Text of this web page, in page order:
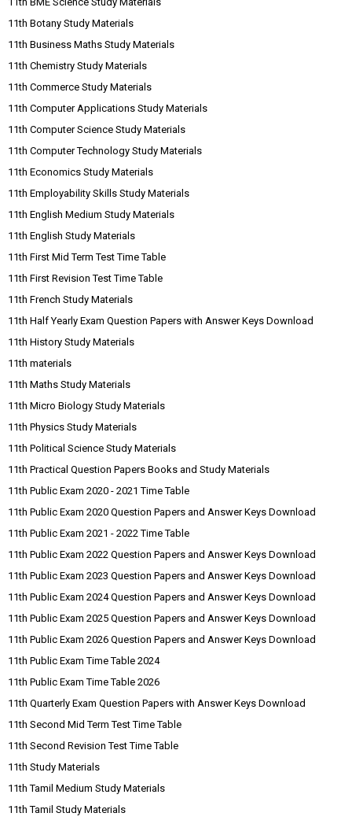
11th Botany Study Materials
11th Business Maths Study Materials
11th Chemistry Study Materials
11th Commerce Study Materials
11th Computer Applications Study Materials
11th Computer Science Study Materials
11th Computer Technology Study Materials
11th Economics Study Materials
11th Employability Skills Study Materials
11th English Medium Study Materials
11th English Study Materials
11th First Mid Term Test Time Table
11th First Revision Test Time Table
11th French Study Materials
11th Half Yearly Exam Question Papers with Answer Keys Download
11th History Study Materials
11th materials
11th Maths Study Materials
11th Micro Biology Study Materials
11th Physics Study Materials
11th Political Science Study Materials
11th Practical Question Papers Books and Study Materials
11th Public Exam 2020 - 2021 Time Table
11th Public Exam 2020 Question Papers and Answer Keys Download
11th Public Exam 2021 - 2022 Time Table
11th Public Exam 2022 Question Papers and Answer Keys Download
11th Public Exam 2023 Question Papers and Answer Keys Download
11th Public Exam 2024 Question Papers and Answer Keys Download
11th Public Exam 2025 Question Papers and Answer Keys Download
11th Public Exam 2026 Question Papers and Answer Keys Download
11th Public Exam Time Table 2024
11th Public Exam Time Table 2026
11th Quarterly Exam Question Papers with Answer Keys Download
11th Second Mid Term Test Time Table
11th Second Revision Test Time Table
11th Study Materials
11th Tamil Medium Study Materials
11th Tamil Study Materials